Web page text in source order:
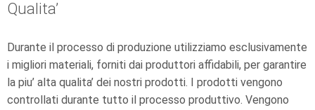
Qualita’
Durante il processo di produzione utilizziamo esclusivamente
i migliori materiali, forniti dai produttori affidabili, per garantire
la piu’ alta qualita’ dei nostri prodotti. I prodotti vengono
controllati durante tutto il processo produttivo. Vengono